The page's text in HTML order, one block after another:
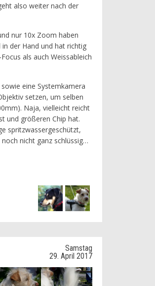
also weiter nach der
nur 10x Zoom haben
der Hand und hat richtig
als auch Weissableich
eine Systemkamera
setzen, um selben
Naja, vielleicht reicht
und größeren Chip hat.
spritzwassergeschützt,
nicht ganz schlüssig…
Samstag
29. April 2017